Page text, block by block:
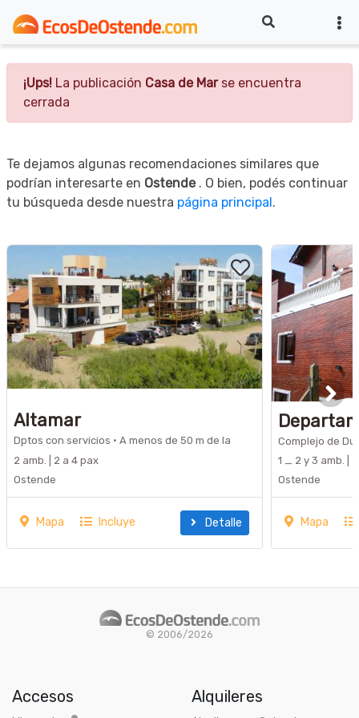
¡Ups! La publicación Casa de Mar se encuentra
cerrada
Te dejamos algunas recomendaciones similares que
podrían interesarte en Ostende . O bien, podés continuar
tu búsqueda desde nuestra página principal.
Altamar
Dptos con servicios · A menos de 50 m de la
playa
2 amb. | 2 a 4 pax
Ostende
Mapa Incluye Detalle
Biarritz
Complejo de
1 _ 2 y 3 amb. |
Ostende
Mapa
© 2006/2026
Accesos Alquileres